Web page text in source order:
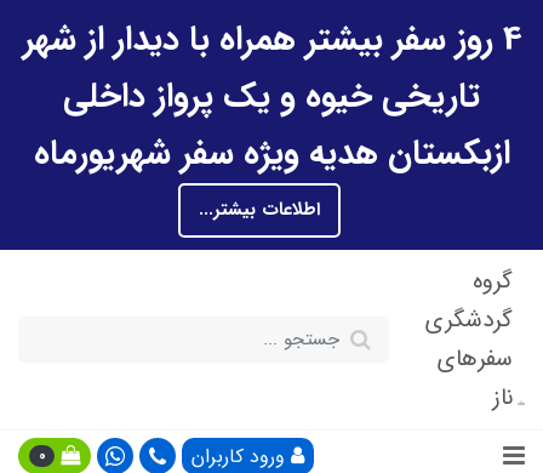
4 روز سفر بیشتر همراه با دیدار از شهر
تاریخی خیوه و یک پرواز داخلی
ازبکستان هدیه ویژه سفر شهریورماه
اطلاعات بیشتر...
گروه
گردشگری
سفرهای
ناز
ورود کاربران 0